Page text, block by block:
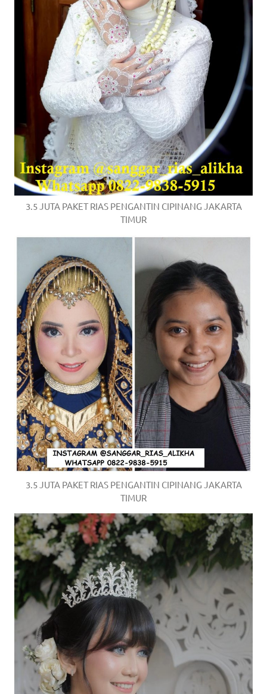
3.5 JUTA PAKET RIAS PENGANTIN CIPINANG JAKARTA
TIMUR
3.5 JUTA PAKET RIAS PENGANTIN CIPINANG JAKARTA
TIMUR